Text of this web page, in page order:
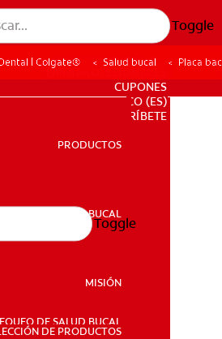
Toggle
SALUD BUCAL
PARA PROFESIONALES
CUPONES
CO (ES)
SUSCRÍBETE
PRODUCTOS
SALUD BUCAL
MISIÓN
DE SALUD BUCAL
DE PRODUCTOS
Toggle
| Colgate® Salud bucal Placa
en los
y